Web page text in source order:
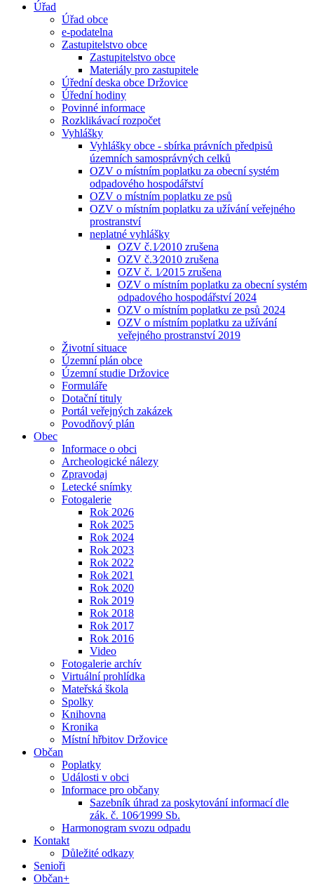
Úřad
Úřad obce
e-podatelna
Zastupitelstvo obce
Zastupitelstvo obce
Materiály pro zastupitele
Úřední deska obce Držovice
Úřední hodiny
Povinné informace
Rozklikávací rozpočet
Vyhlášky
Vyhlášky obce - sbírka právních předpisů
územních samosprávných celků
OZV o místním poplatku za obecní systém
odpadového hospodářství
OZV o místním poplatku ze psů
OZV o místním poplatku za užívání veřejného
prostranství
neplatné vyhlášky
OZV č.1⁄2010 zrušena
OZV č.3⁄2010 zrušena
OZV č. 1⁄2015 zrušena
OZV o místním poplatku za obecní systém
odpadového hospodářství 2024
OZV o místním poplatku ze psů 2024
OZV o místním poplatku za užívání
veřejného prostranství 2019
Životní situace
Územní plán obce
Územní studie Držovice
Formuláře
Dotační tituly
Portál veřejných zakázek
Povodňový plán
Obec
Informace o obci
Archeologické nálezy
Zpravodaj
Letecké snímky
Fotogalerie
Rok 2026
Rok 2025
Rok 2024
Rok 2023
Rok 2022
Rok 2021
Rok 2020
Rok 2019
Rok 2018
Rok 2017
Rok 2016
Video
Fotogalerie archív
Virtuální prohlídka
Mateřská škola
Spolky
Knihovna
Kronika
Místní hřbitov Držovice
Občan
Poplatky
Události v obci
Informace pro občany
Sazebník úhrad za poskytování informací dle
zák. č. 106⁄1999 Sb.
Harmonogram svozu odpadu
Kontakt
Důležité odkazy
Senioři
Občan+